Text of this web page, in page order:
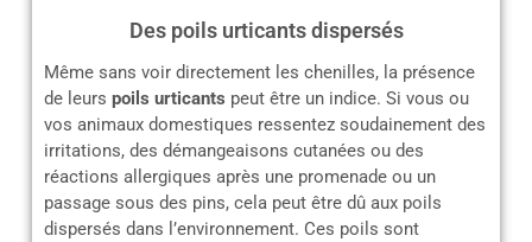
Des poils urticants dispersés
Même sans voir directement les chenilles, la présence
de leurs poils urticants peut être un indice. Si vous ou
vos animaux domestiques ressentez soudainement des
irritations, des démangeaisons cutanées ou des
réactions allergiques après une promenade ou un
passage sous des pins, cela peut être dû aux poils
dispersés dans l’environnement. Ces poils sont